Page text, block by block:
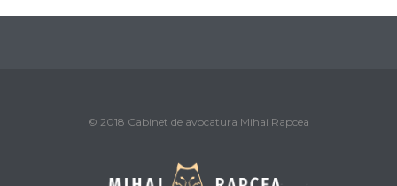
© 2018 Cabinet de avocatura Mihai Rapcea